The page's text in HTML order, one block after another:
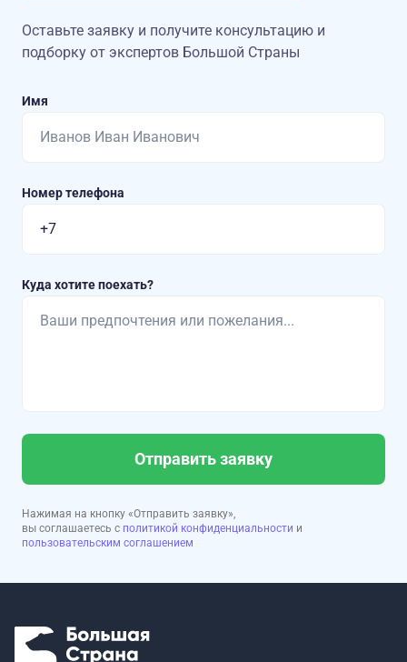
Оставьте заявку и получите консультацию и
подборку от экспертов Большой Страны
Имя
Номер телефона
Куда хотите поехать?
Отправить заявку
Нажимая на кнопку «Отправить заявку»,
вы соглашаетесь с политикой конфиденциальности и
пользовательским соглашением